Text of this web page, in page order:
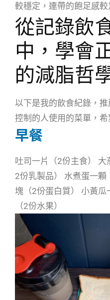
較穩定，連帶的飽足感較
從記錄飲
中，學會
的減脂哲
以下是我的飲食紀錄，
控制的人使用的菜單，希
早餐
吐司一片（2份主食）
2份乳製品） 水煮蛋一
塊（2份蛋白質） 小黃
（2份水果）